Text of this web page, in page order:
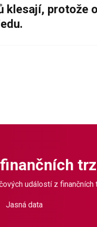
protože
událostí z finančních
Jasná data